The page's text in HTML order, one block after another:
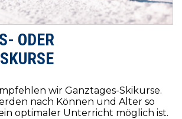
ODER
wir Ganztages-Skikurse.
nach Können und Alter so
optimaler Unterricht möglich ist.